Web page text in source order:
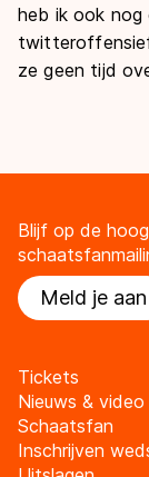
heb ik ook nog
twitteroffensief
ze geen tijd
Blijf op de
Meld je aan
Tickets
Nieuws & video
Schaatsfan
Inschrijven